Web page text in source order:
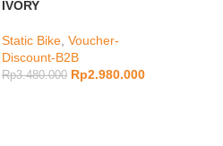
IVORY
Static Bike, Voucher-
Discount-B2B
Rp3.480.000 Rp2.980.000